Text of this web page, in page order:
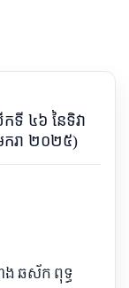
ទី ៤៦ នៃទិវា
ករា ២០២៥)
ោង ឆស័ក ពុទ្ធ